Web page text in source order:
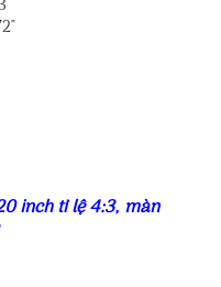
inch tỉ lệ 4:3, màn